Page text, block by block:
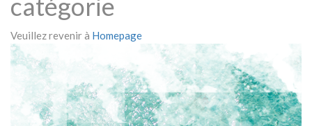
catégorie
Veuillez revenir à Homepage